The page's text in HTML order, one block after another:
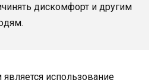
дискомфорт и другим
использование